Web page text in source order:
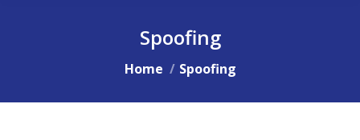
Spoofing
Je bent hier:
Home Spoofing